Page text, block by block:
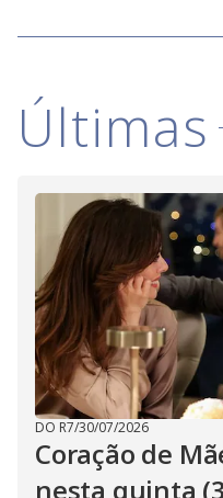
Últimas
DO R7/30/07/2026
Coração de
nesta quinta